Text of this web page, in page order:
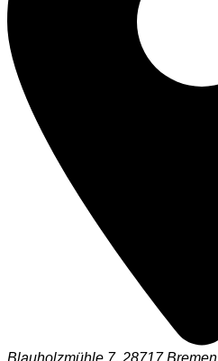
Blauholzmühle 7, 28717 Bremen